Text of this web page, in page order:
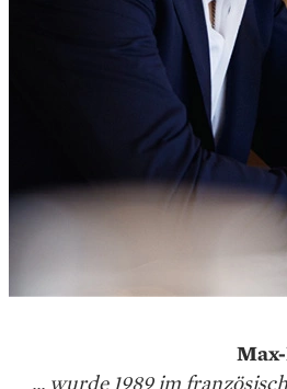
... wurde 1989 im